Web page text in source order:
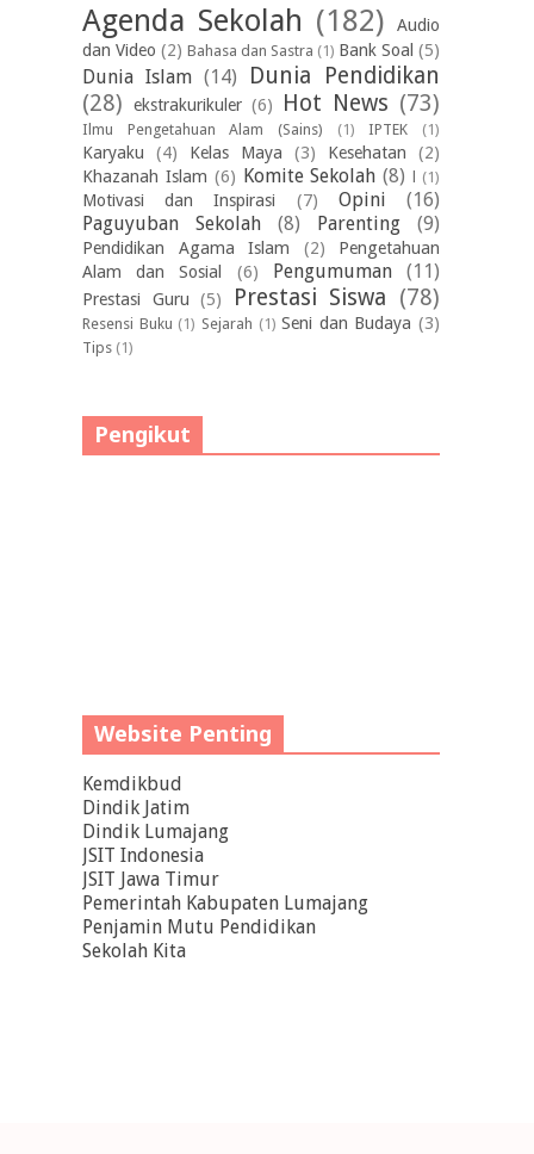
Agenda Sekolah (182)
Audio
dan Video (2) Bahasa dan Sastra (1) Bank Soal (5)
Dunia Islam (14)
Dunia Pendidikan
(28)
ekstrakurikuler (6) Hot News (73)
Ilmu Pengetahuan Alam (Sains) (1) IPTEK (1)
Karyaku (4) Kelas Maya (3) Kesehatan
(2)
Khazanah Islam (6) Komite Sekolah (8) l (1)
Motivasi dan Inspirasi (7) Opini
(16)
Paguyuban Sekolah
(8) Parenting (9)
Pendidikan Agama Islam (2)
Pengetahuan
Alam dan Sosial
(6) Pengumuman (11)
Prestasi Guru (5) Prestasi Siswa (78)
Resensi Buku (1) Sejarah (1) Seni dan Budaya (3)
Tips (1)
Pengikut
Website Penting
Kemdikbud
Dindik Jatim
Dindik Lumajang
JSIT Indonesia
JSIT Jawa Timur
Pemerintah Kabupaten Lumajang
Penjamin Mutu Pendidikan
Sekolah Kita